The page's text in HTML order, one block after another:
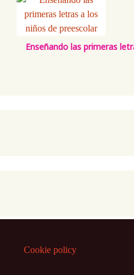
Enseñando las primeras
Cookie policy